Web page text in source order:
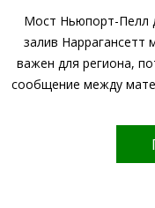
Мост Ньюпорт-Пелл
залив
важен для региона,
сообщение между